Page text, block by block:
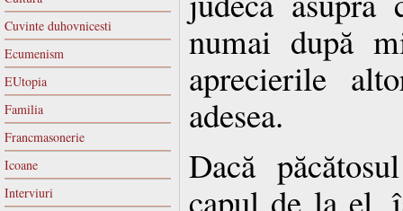
Cuvinte duhovnicesti
Ecumenism
EUtopia
Familia
Francmasonerie
Icoane
Interviuri
numai după
aprecierile
adesea.
Dacă
capul de la el,